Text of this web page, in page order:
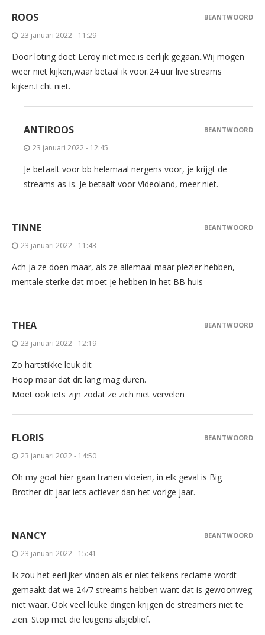
ROOS
23 januari 2022 - 11:29
Door loting doet Leroy niet mee.is eerlijk gegaan..Wij mogen
weer niet kijken,waar betaal ik voor.24 uur live streams
kijken.Echt niet.
BEANTWOORD
ANTIROOS
23 januari 2022 - 12:45
Je betaalt voor bb helemaal nergens voor, je krijgt de
streams as-is. Je betaalt voor Videoland, meer niet.
BEANTWOORD
TINNE
23 januari 2022 - 11:43
Ach ja ze doen maar, als ze allemaal maar plezier hebben,
mentale sterke dat moet je hebben in het BB huis
BEANTWOORD
THEA
23 januari 2022 - 12:19
Zo hartstikke leuk dit
Hoop maar dat dit lang mag duren.
Moet ook iets zijn zodat ze zich niet vervelen
BEANTWOORD
FLORIS
23 januari 2022 - 14:50
Oh my goat hier gaan tranen vloeien, in elk geval is Big
Brother dit jaar iets actiever dan het vorige jaar.
BEANTWOORD
NANCY
23 januari 2022 - 15:41
Ik zou het eerlijker vinden als er niet telkens reclame wordt
gemaakt dat we 24/7 streams hebben want dat is gewoonweg
niet waar. Ook veel leuke dingen krijgen de streamers niet te
zien. Stop met die leugens alsjeblief.
BEANTWOORD